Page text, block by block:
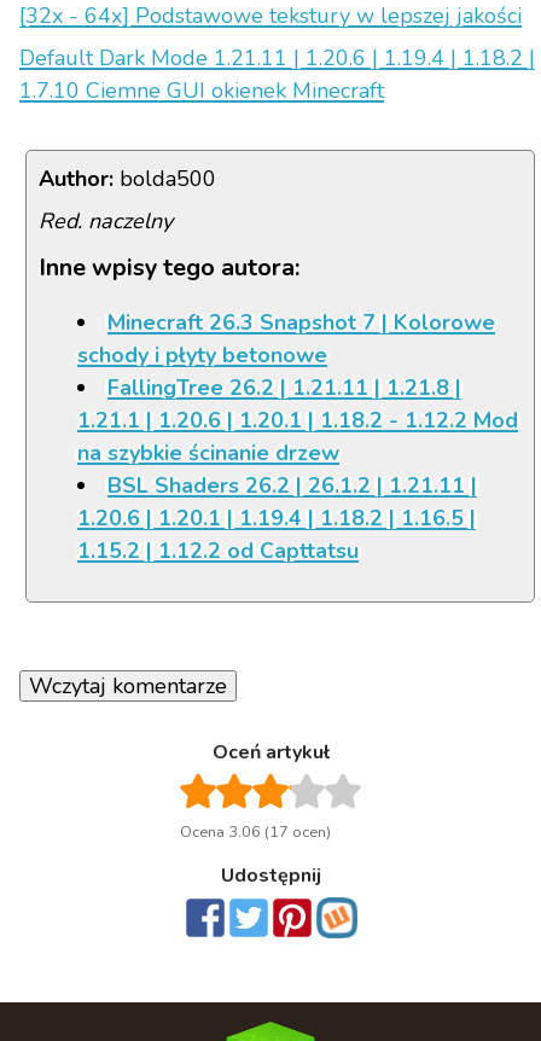
[32x - 64x] Podstawowe tekstury w lepszej jakości
Default Dark Mode 1.21.11 | 1.20.6 | 1.19.4 | 1.18.2 |
1.7.10 Ciemne GUI okienek Minecraft
Author: bolda500
Red. naczelny
Inne wpisy tego autora:
Minecraft 26.3 Snapshot 7 | Kolorowe
schody i płyty betonowe
FallingTree 26.2 | 1.21.11 | 1.21.8 |
1.21.1 | 1.20.6 | 1.20.1 | 1.18.2 - 1.12.2 Mod
na szybkie ścinanie drzew
BSL Shaders 26.2 | 26.1.2 | 1.21.11 |
1.20.6 | 1.20.1 | 1.19.4 | 1.18.2 | 1.16.5 |
1.15.2 | 1.12.2 od Capttatsu
Wczytaj komentarze
Oceń artykuł
Ocena 3.06 (17 ocen)
Udostępnij